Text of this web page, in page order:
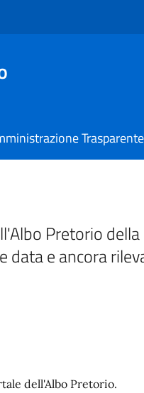
Trasparente
Pretorio
data e ancora
dell'Albo Pretorio.